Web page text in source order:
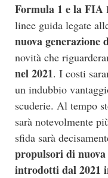
Formula 1 e la FIA
linee guida legate
nuova generazione
novità che
nel 2021. I costi
un indubbio
scuderie. Al tempo
sarà notevolmente
sfida sarà
propulsori di nuova
introdotti dal 2021